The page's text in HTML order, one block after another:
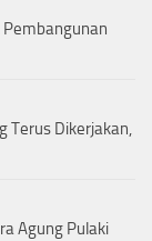
Pembangunan
Terus Dikerjakan,
Agung Pulaki